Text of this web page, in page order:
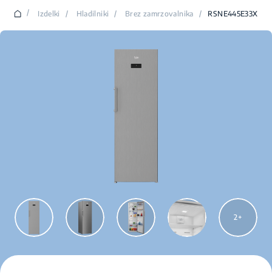
/ Izdelki / Hladilniki / Brez zamrzovalnika / RSNE445E33X
2